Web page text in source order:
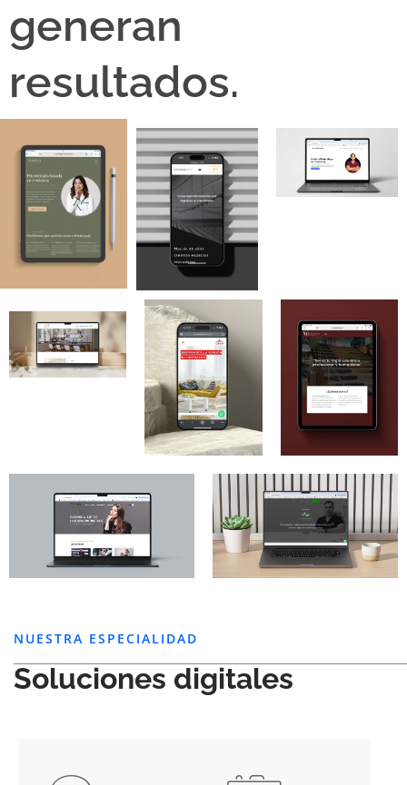
generan
resultados.
NUESTRA ESPECIALIDAD
Soluciones digitales